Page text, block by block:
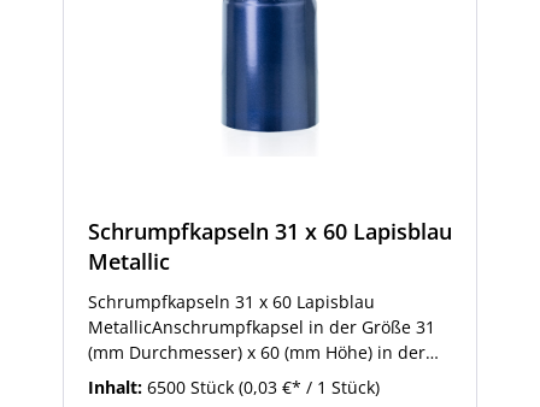
Schrumpfkapseln 31 x 60 Lapisblau
Metallic
Schrumpfkapseln 31 x 60 Lapisblau
MetallicAnschrumpfkapsel in der Größe 31
(mm Durchmesser) x 60 (mm Höhe) in der
ausgefallen Farbe Lapisblau-Metallic. Die
Inhalt: 6500 Stück (0,03 €* / 1 Stück)